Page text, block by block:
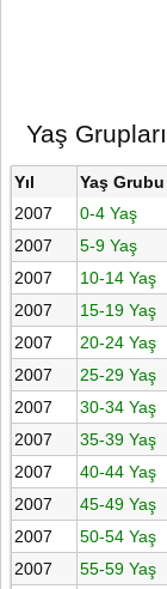
Yaş
Yıl Yaş Grubu
2007
0-4 Yaş
2007
5-9 Yaş
2007
10-14 Yaş
2007
15-19 Yaş
2007
20-24 Yaş
2007
25-29 Yaş
2007
30-34 Yaş
2007
35-39 Yaş
2007
40-44 Yaş
2007
45-49 Yaş
2007
50-54 Yaş
2007
55-59 Yaş